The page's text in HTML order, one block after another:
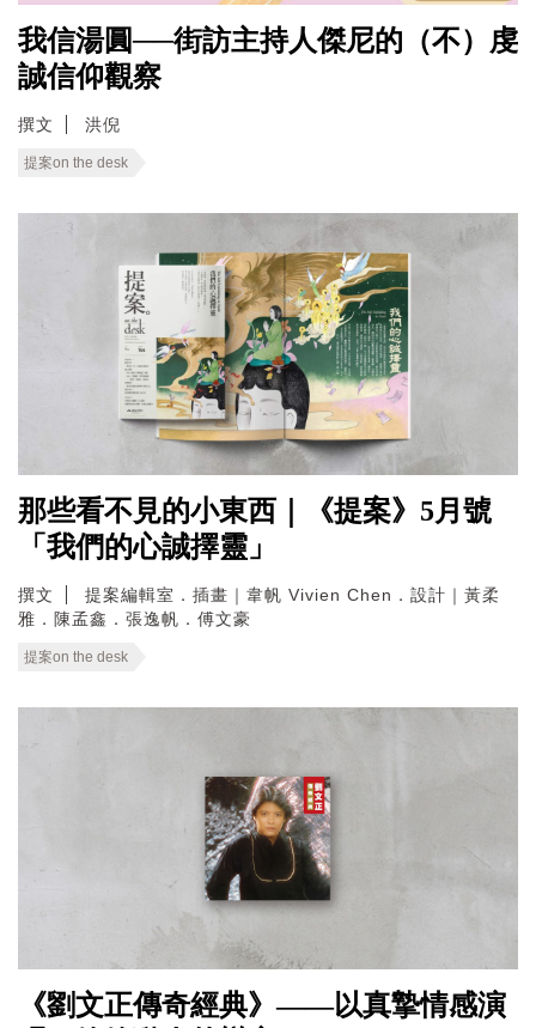
我信湯圓──街訪主持人傑尼的（不）虔
誠信仰觀察
撰文 洪倪
提案on the desk
那些看不見的小東西｜《提案》5月號
「我們的心誠擇靈」
撰文
提案編輯室．插畫｜韋帆 Vivien Chen．設計｜黃柔
雅．陳孟鑫．張逸帆．傅文豪
提案on the desk
《劉文正傳奇經典》——以真摯情感演